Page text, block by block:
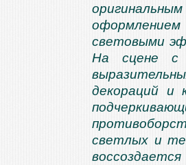
оригинальным
световыми
На сцене с
декораций и
светлых и
воссоздается